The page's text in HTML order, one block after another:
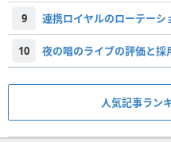
9
10 夜の唱のライブの評価と採
人気記事ラン